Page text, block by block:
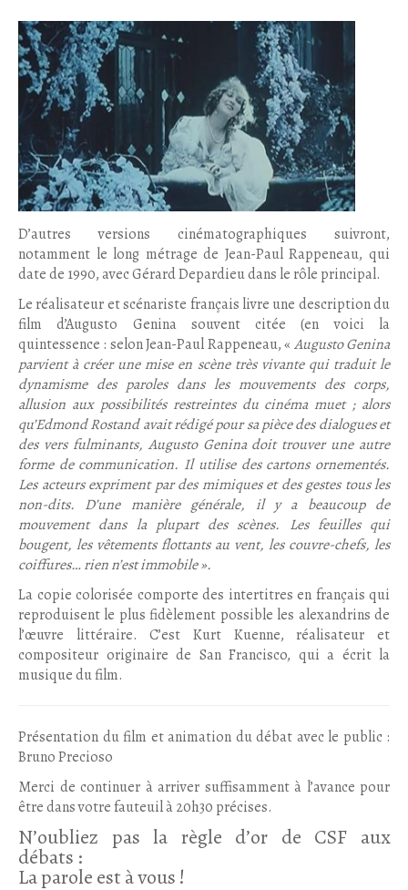
D’autres versions cinématographiques suivront,
notamment le long métrage de Jean-Paul Rappeneau, qui
date de 1990, avec Gérard Depardieu dans le rôle principal.
Le réalisateur et scénariste français livre une description du
film d’Augusto Genina souvent citée (en voici la
quintessence : selon Jean-Paul Rappeneau, « Augusto Genina
parvient à créer une mise en scène très vivante qui traduit le
dynamisme des paroles dans les mouvements des corps,
allusion aux possibilités restreintes du cinéma muet ; alors
qu’Edmond Rostand avait rédigé pour sa pièce des dialogues et
des vers fulminants, Augusto Genina doit trouver une autre
forme de communication. Il utilise des cartons ornementés.
Les acteurs expriment par des mimiques et des gestes tous les
non-dits. D’une manière générale, il y a beaucoup de
mouvement dans la plupart des scènes. Les feuilles qui
bougent, les vêtements flottants au vent, les couvre-chefs, les
coiffures… rien n’est immobile ».
La copie colorisée comporte des intertitres en français qui
reproduisent le plus fidèlement possible les alexandrins de
l’œuvre littéraire. C’est Kurt Kuenne, réalisateur et
compositeur originaire de San Francisco, qui a écrit la
musique du film.
Présentation du film et animation du débat avec le public :
Bruno Precioso
Merci de continuer à arriver suffisamment à l’avance pour
être dans votre fauteuil à 20h30 précises.
N’oubliez pas la règle d’or de CSF aux
débats :
La parole est à vous !